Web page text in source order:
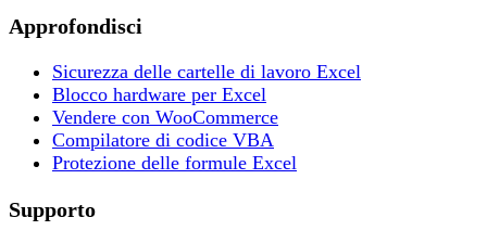
Approfondisci
Sicurezza delle cartelle di lavoro Excel
Blocco hardware per Excel
Vendere con WooCommerce
Compilatore di codice VBA
Protezione delle formule Excel
Supporto